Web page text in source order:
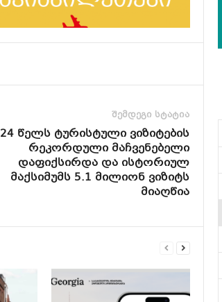
შემდეგი სტატია
წელს ტურისტული ვიზიტების
რეკორდული მაჩვენებელი
დაფიქსირდა და ისტორიულ
მაქსიმუმს 5.1 მილიონ ვიზიტს
მიაღწია